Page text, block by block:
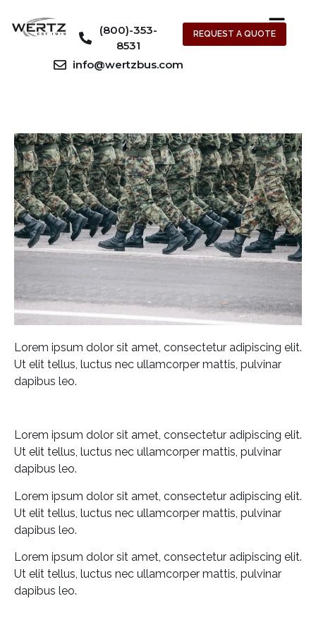
(800)-353-
8531
info@wertzbus.com
REQUEST A QUOTE
Lorem ipsum dolor sit amet, consectetur adipiscing elit.
Ut elit tellus, luctus nec ullamcorper mattis, pulvinar
dapibus leo.
Lorem ipsum dolor sit amet, consectetur adipiscing elit.
Ut elit tellus, luctus nec ullamcorper mattis, pulvinar
dapibus leo.
Lorem ipsum dolor sit amet, consectetur adipiscing elit.
Ut elit tellus, luctus nec ullamcorper mattis, pulvinar
dapibus leo.
Lorem ipsum dolor sit amet, consectetur adipiscing elit.
Ut elit tellus, luctus nec ullamcorper mattis, pulvinar
dapibus leo.